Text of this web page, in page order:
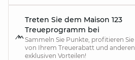
Treten Sie dem Maison 123
Treueprogramm bei
Sammeln Sie Punkte, profitieren Sie
von Ihrem Treuerabatt und anderen
exklusiven Vorteilen!